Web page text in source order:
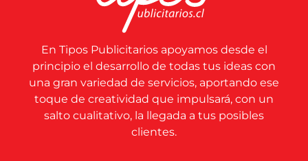
En Tipos Publicitarios apoyamos desde el
principio el desarrollo de todas tus ideas con
una gran variedad de servicios, aportando ese
toque de creatividad que impulsará, con un
salto cualitativo, la llegada a tus posibles
clientes.